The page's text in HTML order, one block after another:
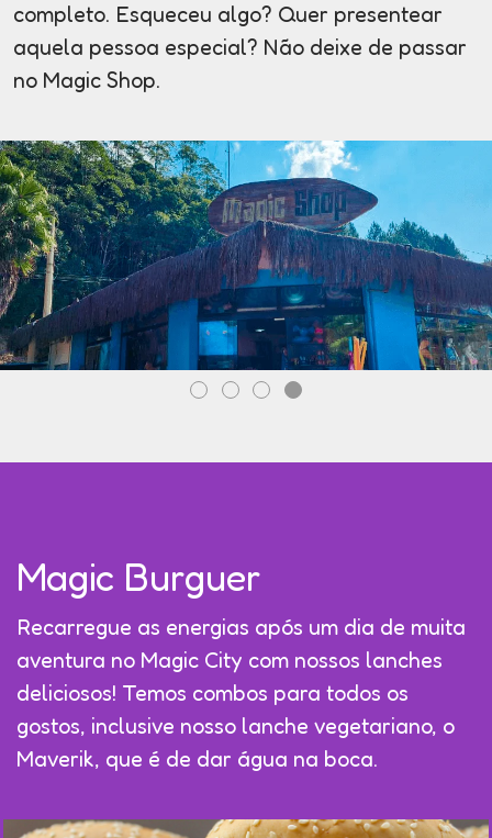
completo. Esqueceu algo? Quer presentear
aquela pessoa especial? Não deixe de passar
no Magic Shop.
Magic Burguer
Recarregue as energias após um dia de muita
aventura no Magic City com nossos lanches
deliciosos! Temos combos para todos os
gostos, inclusive nosso lanche vegetariano, o
Maverik, que é de dar água na boca.